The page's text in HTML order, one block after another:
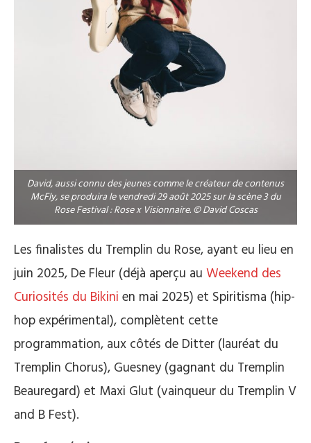
David, aussi connu des jeunes comme le créateur de contenus
McFly, se produira le vendredi 29 août 2025 sur la scène 3 du
Rose Festival : Rose x Visionnaire. © David Coscas
Les finalistes du Tremplin du Rose, ayant eu lieu en
juin 2025, De Fleur (déjà aperçu au Weekend des
Curiosités du Bikini en mai 2025) et Spiritisma (hip-
hop expérimental), complètent cette
programmation, aux côtés de Ditter (lauréat du
Tremplin Chorus), Guesney (gagnant du Tremplin
Beauregard) et Maxi Glut (vainqueur du Tremplin V
and B Fest).